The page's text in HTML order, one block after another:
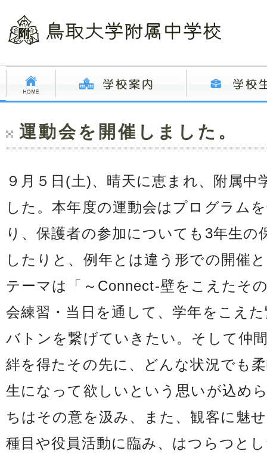
運動会を開催しました。
９月５日(土)、晴天に恵まれ、附属中
した。本年度の運動会はプログラム
り、保護者の参加についても3年生の
したりと、例年とは違う形での開催
テーマは「～Connect-壁をこえたそ
会練習・当日を通して、学年をこえ
バトンを繋げていきたい。そして仲
絆を得たその先に、どんな状況でも
生になって欲しいという思いが込め
ちはその意を汲み、また、観客に魅
種目や役員活動に臨み、はつらつと